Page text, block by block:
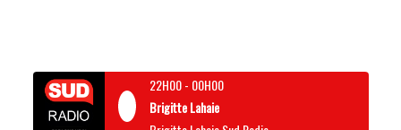
22H00- 00H00
Brigitte Lahaie